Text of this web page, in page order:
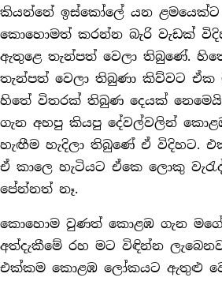
කියන්නේ ඉස්කෝලේ යන
කොහොමත් කරන්න බැරි වැඩක්
ඇතුළෙ තැන්පත් වෙලා තිබුණේ.
තැන්පත් වෙලා තිබුණා කිව්වට ඒක
හිතේ විතරක් තිබුණ දෙයක්
ගැන අහපු කියපු දේවල්වලින්
හැඟීම හැදිලා තිබුණේ ඒ විදිහට.
ඒ කාලෙ හැටියට ඒකෙ ලොකු
පේන්නත් නෑ.
කොහොම වුණත් කොළඹ ගැන මගේ
අත්දැකීමේ රහ මට විඳින්න
එක්කම කොළඹ ලෝකයට ඇතුළු